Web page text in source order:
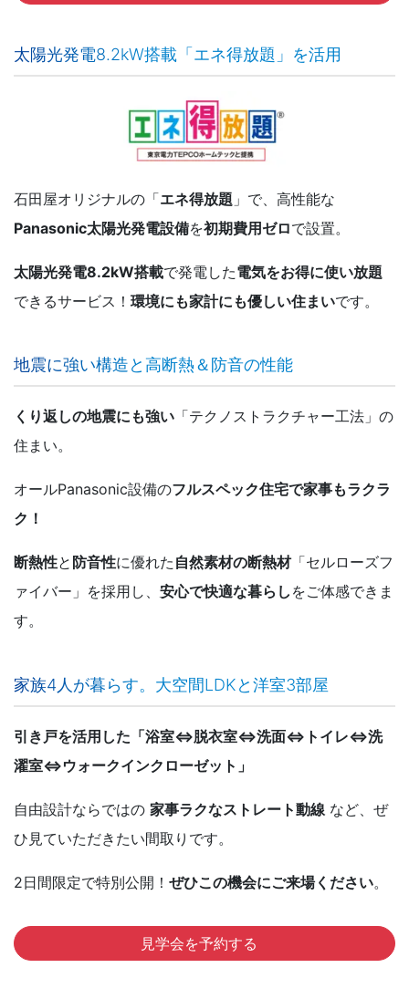
太陽光発電8.2kW搭載「エネ得放題」を活用
石田屋オリジナルの「エネ得放題 」で、高性能な
Panasonic太陽光発電設備を初期費用ゼロで設置。
太陽光発電8.2kW搭載で発電した電気をお得に使い放題
できるサービス！ 環境にも家計にも優しい住まいです。
地震に強い構造と高断熱＆防音の性能
くり返しの地震にも強い 「テクノストラクチャー工法」の
住まい。
オールPanasonic設備のフルスペック住宅で家事もラクラ
ク！
断熱性と 防音性に優れた 自然素材の断熱材「セルローズフ
ァイバー」を採用し、 安心で快適な暮らし をご体感できま
す。
家族4人が暮らす。大空間LDKと洋室3部屋
引き戸を活用した「浴室⇔脱衣室⇔洗面⇔トイレ⇔洗
濯室⇔ウォークインクローゼット」
自由設計ならではの 家事ラクなストレート動線 など、ぜ
ひ見ていただきたい間取りです。
2日間限定で特別公開！ ぜひこの機会にご来場ください。
見学会を予約する